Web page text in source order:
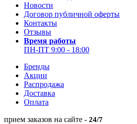
Новости
Договор публичной оферты
Контакты
Отзывы
Время работы
ПН-ПТ 9:00 - 18:00
Бренды
Акции
Распродажа
Доставка
Оплата
прием заказов на сайте - 24/7